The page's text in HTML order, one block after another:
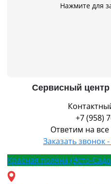
Нажмите для
Сервисный
+7 (958)
Ответим на
Заказать
Красная поляна (Эсто-